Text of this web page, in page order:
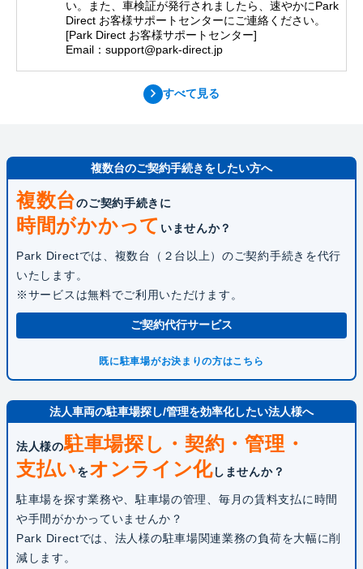
い。また、車検証が発行されましたら、速やかにPark
Direct お客様サポートセンターにご連絡ください。
[Park Direct お客様サポートセンター]
Email：support@park-direct.jp
すべて見る
複数台のご契約手続きをしたい方へ
複数台のご契約手続きに
時間がかかって いませんか？
Park Directでは、複数台（２台以上）のご契約手続きを代行
いたします。
※サービスは無料でご利用いただけます。
ご契約代行サービス
既に駐車場がお決まりの方はこちら
法人車両の駐車場探し/管理を効率化したい法人様へ
法人様の駐車場探し・契約・管理・
支払いをオンライン化しませんか？
駐車場を探す業務や、駐車場の管理、毎月の賃料支払に時間
や手間がかかっていませんか？
Park Directでは、法人様の駐車場関連業務の負荷を大幅に削
減します。